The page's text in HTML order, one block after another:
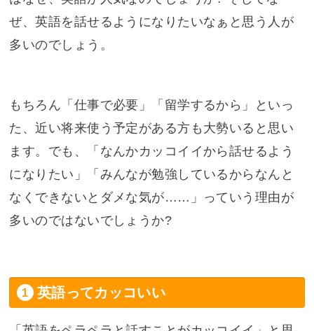
ぜ、英語を話せるようになりたいなぁと思う人が
多いのでしょう。
もちろん「仕事で必要」「留学するから」といっ
た、近い将来使う予定がある方も大勢いると思い
ます。でも、「なんかカッコイイから話せるよう
になりたい」「みんなが勉強しているからなんと
なくできないとダメな気が……」っていう理由が
多いのではないでしょうか?
英語ってカッコいい